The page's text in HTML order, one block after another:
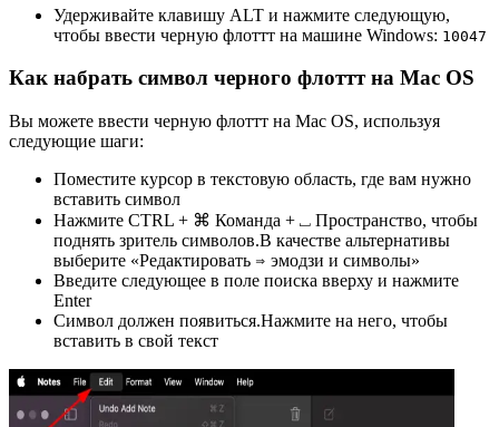
Удерживайте клавишу ALT и нажмите следующую,
чтобы ввести черную флоттт на машине Windows: 1 0047
Как набрать символ черного флоттт на Mac OS
Вы можете ввести черную флоттт на Mac OS, используя
следующие шаги:
Поместите курсор в текстовую область, где вам нужно
вставить символ
Нажмите CTRL + ⌘ Команда + ⎵ Пространство, чтобы
поднять зритель символов.В качестве альтернативы
выберите «Редактировать ⇒ эмодзи и символы»
Введите следующее в поле поиска вверху и нажмите
Enter
Символ должен появиться.Нажмите на него, чтобы
вставить в свой текст